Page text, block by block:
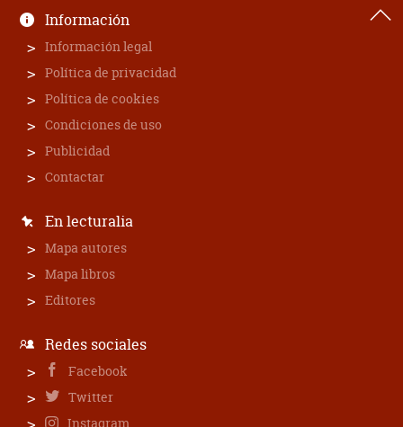
Información
Información legal
Política de privacidad
Política de cookies
Condiciones de uso
Publicidad
Contactar
En lecturalia
Mapa autores
Mapa libros
Editores
Redes sociales
Facebook
Twitter
Instagram